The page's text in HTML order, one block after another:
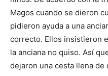
Magos cuando se dieron
pidieron ayuda a una
correcto. Ellos insistieron
la anciana no quiso. Así
dejaron una cesta llena